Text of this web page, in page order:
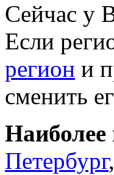
Сейчас у
Если
регион и
сменить
Петербург,